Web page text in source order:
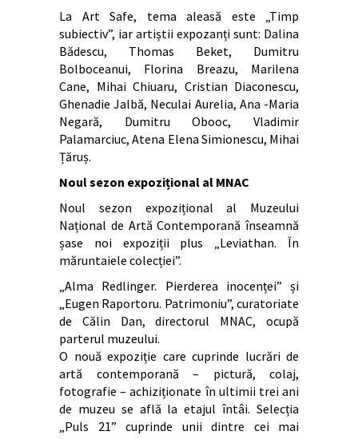
La Art Safe, tema aleasă este „Timp
subiectiv”, iar artiștii expozanți sunt: Dalina
Bădescu, Thomas Beket, Dumitru
Bolboceanui, Florina Breazu, Marilena
Cane, Mihai Chiuaru, Cristian Diaconescu,
Ghenadie Jalbă, Neculai Aurelia, Ana -Maria
Negară, Dumitru Obooc, Vladimir
Palamarciuc, Atena Elena Simionescu, Mihai
Țăruș.
Noul sezon expozițional al MNAC
Noul sezon expozițional al Muzeului
Național de Artă Contemporană înseamnă
șase noi expoziții plus „Leviathan. În
măruntaiele colecției”.
„Alma Redlinger. Pierderea inocenței” și
„Eugen Raportoru. Patrimoniu”, curatoriate
de Călin Dan, directorul MNAC, ocupă
parterul muzeului.
O nouă expoziție care cuprinde lucrări de
artă contemporană – pictură, colaj,
fotografie – achiziționate în ultimii trei ani
de muzeu se află la etajul întâi. Selecția
„Puls 21” cuprinde unii dintre cei mai